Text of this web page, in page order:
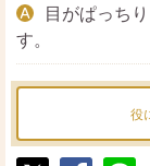
目がぱっち
す。
役